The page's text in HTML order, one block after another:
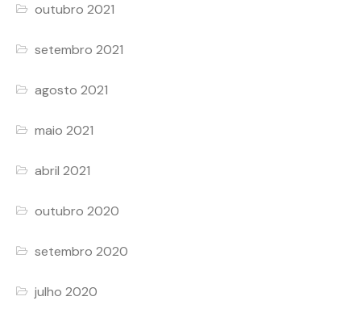
outubro 2021
setembro 2021
agosto 2021
maio 2021
abril 2021
outubro 2020
setembro 2020
julho 2020